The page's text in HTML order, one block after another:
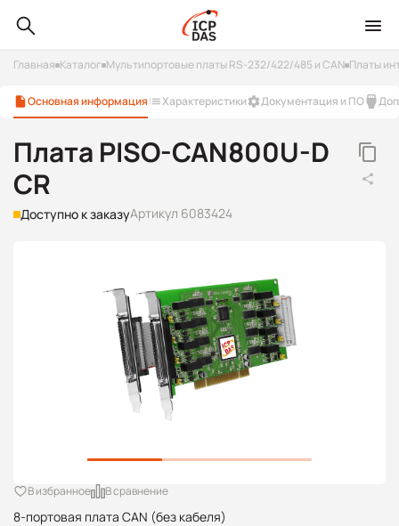
Главная Каталог Мультипортовые платы RS-232/422/485 и CAN Платы
Основная информация Характеристики Документация и ПО
Плата PISO-CAN800U-D
CR
Доступно к заказуАртикул 6083424
8-портовая плата CAN (без кабеля)
В избранное В сравнение